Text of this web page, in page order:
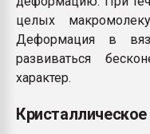
целых
Деформация в
развиваться
характер.